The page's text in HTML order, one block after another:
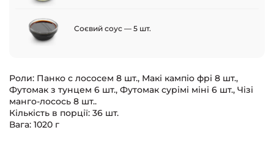
Соєвий соус — 5 шт.
Роли: Панко с лососем 8 шт., Макі кампіо фрі 8 шт.,
Футомак з тунцем 6 шт., Футомак сурімі міні 6 шт., Чізі
манго-лосось 8 шт..
Кількість в порції: 36 шт.
Вага: 1020 г